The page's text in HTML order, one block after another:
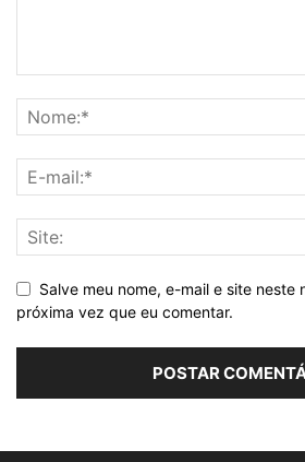
Salve meu nome, e-mail e site neste
próxima vez que eu comentar.